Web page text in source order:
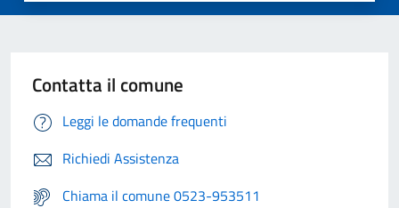
Contatta il comune
Leggi le domande frequenti
Richiedi Assistenza
Chiama il comune 0523-953511